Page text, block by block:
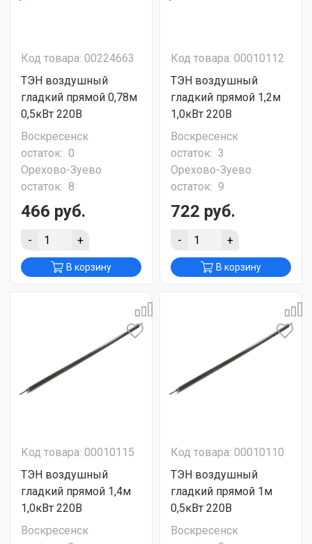
Код товара: 00224663
ТЭН воздушный
гладкий прямой 0,78м
0,5кВт 220В
Воскресенск
остаток: 0
Орехово-Зуево
остаток: 8
466 руб.
- +
В корзину
Код товара: 00010112
ТЭН воздушный
гладкий прямой 1,2м
1,0кВт 220В
Воскресенск
остаток: 3
Орехово-Зуево
остаток: 9
722 руб.
- +
В корзину
Код товара: 00010115
ТЭН воздушный
гладкий прямой 1,4м
1,0кВт 220В
Воскресенск
Код товара: 00010110
ТЭН воздушный
гладкий прямой 1м
0,5кВт 220В
Воскресенск